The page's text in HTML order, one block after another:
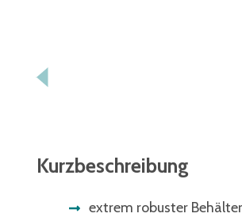
Kurzbeschreibung
extrem robuster